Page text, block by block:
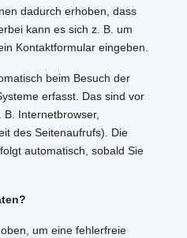
dadurch erhoben, dass
kann es sich z. B. um
Kontaktformular eingeben.
beim Besuch der
erfasst. Das sind vor
B. Internetbrowser,
des Seitenaufrufs). Die
automatisch, sobald Sie
um eine fehlerfreie